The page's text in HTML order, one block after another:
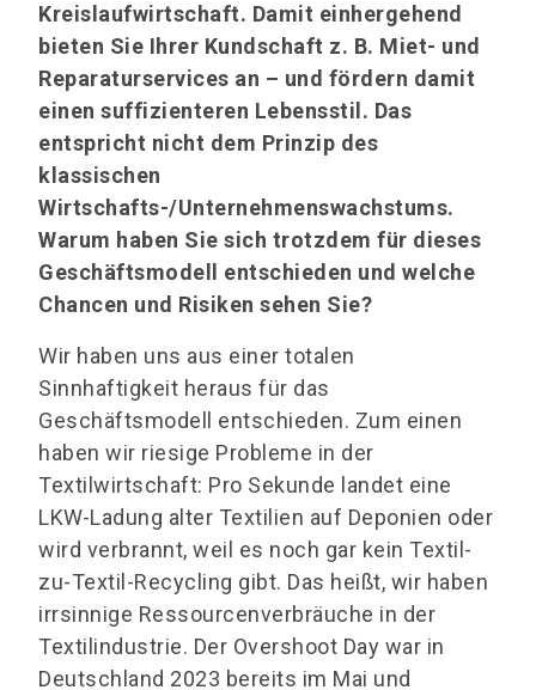
Kreislaufwirtschaft. Damit einhergehend
bieten Sie Ihrer Kundschaft z. B. Miet- und
Reparaturservices an – und fördern damit
einen suffizienteren Lebensstil. Das
entspricht nicht dem Prinzip des
klassischen
Wirtschafts-/Unternehmenswachstums.
Warum haben Sie sich trotzdem für dieses
Geschäftsmodell entschieden und welche
Chancen und Risiken sehen Sie?
Wir haben uns aus einer totalen
Sinnhaftigkeit heraus für das
Geschäftsmodell entschieden. Zum einen
haben wir riesige Probleme in der
Textilwirtschaft: Pro Sekunde landet eine
LKW-Ladung alter Textilien auf Deponien oder
wird verbrannt, weil es noch gar kein Textil-
zu-Textil-Recycling gibt. Das heißt, wir haben
irrsinnige Ressourcenverbräuche in der
Textilindustrie. Der Overshoot Day war in
Deutschland 2023 bereits im Mai und